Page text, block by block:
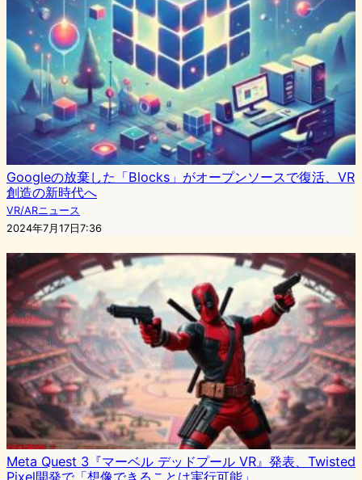
Googleの放棄した「Blocks」がオープンソースで復活、VR
創造の新時代へ
VR/ARニュース
2024年7月17日7:36
Meta Quest 3『マーベル デッドプール VR』発表、Twisted
Pixel開発で「想像できることは実行可能」